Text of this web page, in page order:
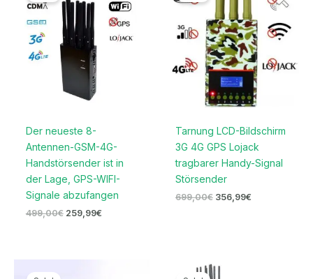
Der neueste 8-
Antennen-GSM-4G-
Handstörsender ist in
der Lage, GPS-WIFI-
Signale abzufangen
499,00€
499,00€
259,99€
259,99€.
Tarnung LCD-Bildschirm
3G 4G GPS Lojack
tragbarer Handy-Signal
Störsender
699,00€
699,00€
356,99€
356,99€.